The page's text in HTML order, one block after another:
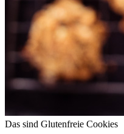
Das sind Glutenfreie Cookies
Artikel
ansehen